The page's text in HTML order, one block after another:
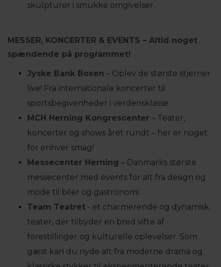
skulpturer i smukke omgivelser.
MESSER, KONCERTER & EVENTS – Altid noget
spændende på programmet!
Jyske Bank Boxen – Oplev de største stjerner
live! Fra internationale koncerter til
sportsbegivenheder i verdensklasse.
MCH Herning Kongrescenter – Teater,
koncerter og shows året rundt – her er noget
for enhver smag!
Messecenter Herning – Danmarks største
messecenter med events for alt fra design og
mode til biler og gastronomi.
Team Teatret - et charmerende og dynamisk
teater, der tilbyder en bred vifte af
forestillinger og kulturelle oplevelser. Som
gæst kan du nyde alt fra moderne drama og